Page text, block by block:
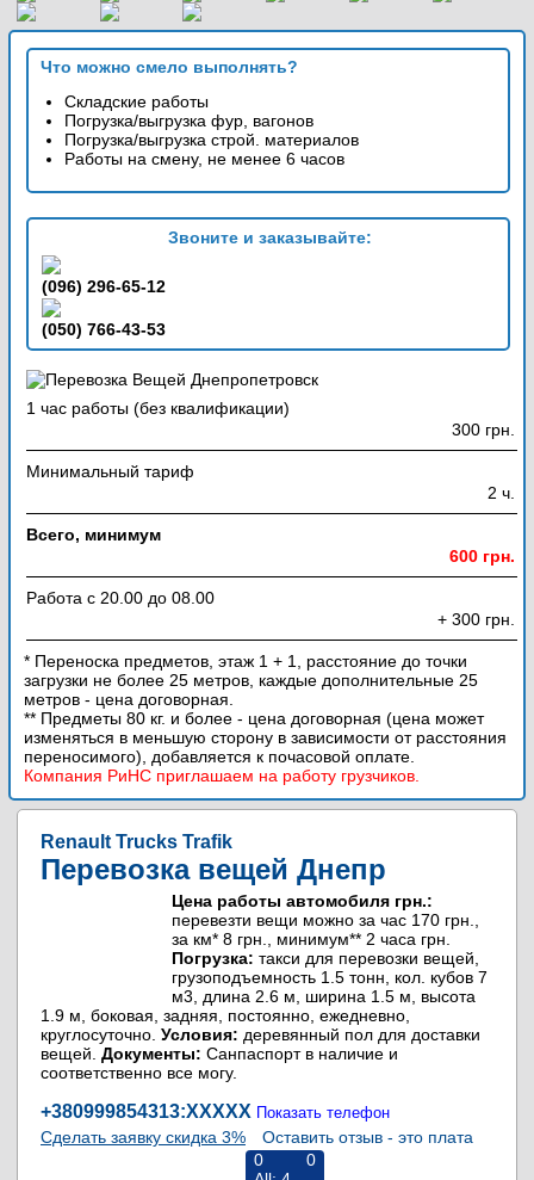
Что можно смело выполнять?
Складские работы
Погрузка/выгрузка фур, вагонов
Погрузка/выгрузка строй. материалов
Работы на смену, не менее 6 часов
Звоните и заказывайте:
(096) 296-65-12
(050) 766-43-53
1 час работы (без квалификации)
300 грн.
Минимальный тариф
2 ч.
Всего, минимум
600 грн.
Работа с 20.00 до 08.00
+ 300 грн.
* Переноска предметов, этаж 1 + 1, расстояние до точки
загрузки не более 25 метров, каждые дополнительные 25
метров - цена договорная.
** Предметы 80 кг. и более - цена договорная (цена может
изменяться в меньшую сторону в зависимости от расстояния
переносимого), добавляется к почасовой оплате.
Компания РиНС приглашаем на работу грузчиков.
Renault Trucks Trafik
Перевозка вещей Днепр
Цена работы автомобиля грн.:
перевезти вещи можно за час 170 грн.,
за км* 8 грн., минимум** 2 часа грн.
Погрузка: такси для перевозки вещей,
грузоподъемность 1.5 тонн, кол. кубов 7
м3, длина 2.6 м, ширина 1.5 м, высота
1.9 м, боковая, задняя, постоянно, ежедневно,
круглосуточно. Условия: деревянный пол для доставки
вещей. Документы: Санпаспорт в наличие и
соответственно все могу.
+380999854313:XXXXX Показать телефон
Сделать заявку скидка 3% Оставить отзыв - это плата
0
0